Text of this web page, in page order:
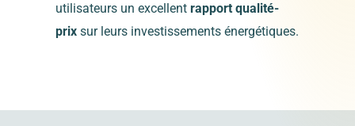
utilisateurs un excellent rapport qualité-
prix sur leurs investissements énergétiques.